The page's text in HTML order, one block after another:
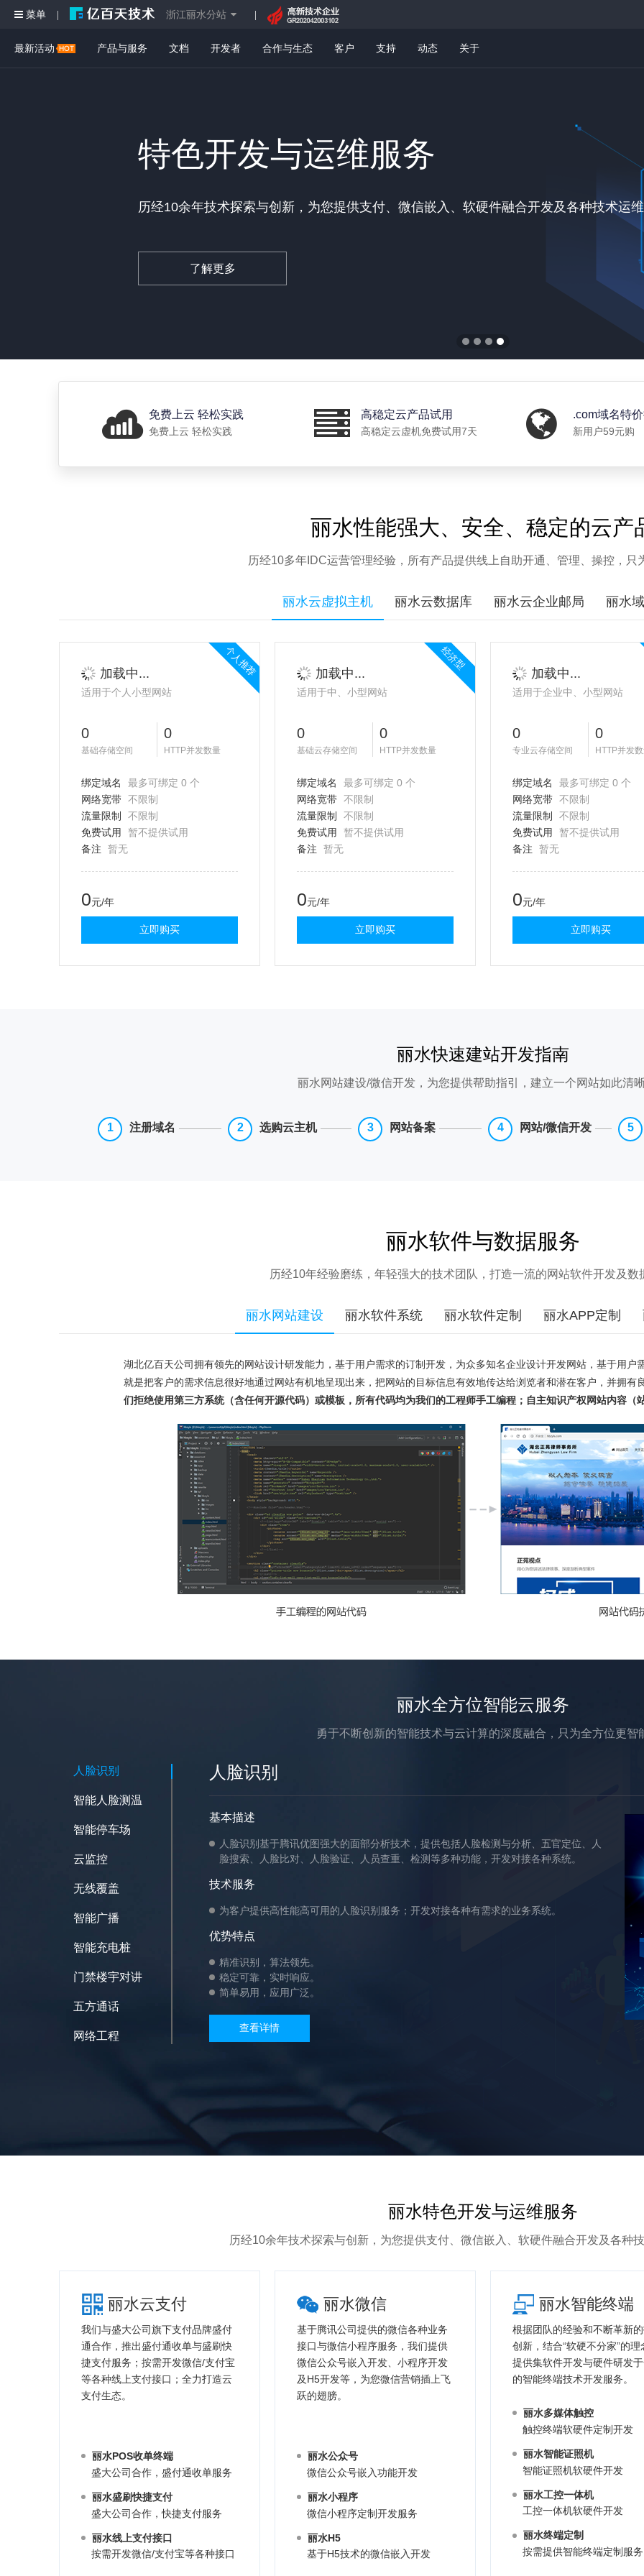
特色开发与运维服务
历经10余年技术探索与创新，为您提供支付、微信嵌入、软硬件融合开发及各种技术运
了解更多
最新活动 产品与服务 文档 开发者 合作与生态 客户 支持 动态 关于
菜单 浙江丽水分站
免费上云 轻松实践
免费上云 轻松实践
高稳定云产品试用
高稳定云虚机免费试用7天
.com域名特
新用户59元购
丽水性能强大、安全、稳定的云产
历经10多年IDC运营管理经验，所有产品提供线上自助开通、管理、操控，只
丽水云虚拟主机 丽水云数据库 丽水云企业邮局 丽水
个人推荐
加载中...
适用于个人小型网站
0
基础存储空间
0
HTTP并发数量
绑定域名
最多可绑定 0 个
网络宽带 不限制
流量限制
不限制
免费试用
暂不提供试用
备注
暂无
0元/年
立即购买
经济型
加载中...
适用于中、小型网站
0
基础云存储空间
0
HTTP并发数量
绑定域名
最多可绑定 0 个
网络宽带 不限制
流量限制
不限制
免费试用
暂不提供试用
备注
暂无
0元/年
立即购买
加载中...
适用于企业中、小型网站
0
专业云存储空间
0
HTTP并发
绑定域名
最多可绑定 0 个
网络宽带 不限制
流量限制
不限制
免费试用
暂不提供试用
备注
暂无
0元/年
立即购买
丽水快速建站开发指南
丽水网站建设/微信开发，为您提供帮助指引，建立一个网站如此清
注册域名 选购云主机 网站备案 网站/微信开发
丽水软件与数据服务
历经10年经验磨练，年轻强大的技术团队，打造一流的网站软件开发及数
丽水网站建设 丽水软件系统 丽水软件定制 丽水APP定制
湖北亿百天公司拥有领先的网站设计研发能力，基于用户需求的订制开发，为众多知名企业设计开发网站，基于用户
就是把客户的需求信息很好地通过网站有机地呈现出来，把网站的目标信息有效地传达给浏览者和潜在客户，并拥有
们拒绝使用第三方系统（含任何开源代码）或模板，所有代码均为我们的工程师手工编程；自主知识产权网站内容（
丽水全方位智能云服务
勇于不断创新的智能技术与云计算的深度融合，只为全方位更智
人脸识别
智能人脸测温
智能停车场
云监控
无线覆盖
智能广播
智能充电桩
门禁楼宇对讲
五方通话
网络工程
人脸识别
基本描述
人脸识别基于腾讯优图强大的面部分析技术，提供包括人脸检测与分析、五官定位、人
脸搜索、人脸比对、人脸验证、人员查重、检测等多种功能，开发对接各种系统。
技术服务
为客户提供高性能高可用的人脸识别服务；开发对接各种有需求的业务系统。
优势特点
精准识别，算法领先。
稳定可靠，实时响应。
简单易用，应用广泛。
查看详情
丽水特色开发与运维服务
历经10余年技术探索与创新，为您提供支付、微信嵌入、软硬件融合开发及各种
丽水云支付
我们与盛大公司旗下支付品牌盛付
通合作，推出盛付通收单与盛刷快
捷支付服务；按需开发微信/支付宝
等各种线上支付接口；全力打造云
支付生态。
丽水POS收单终端
盛大公司合作，盛付通收单服务
丽水盛刷快捷支付
盛大公司合作，快捷支付服务
丽水线上支付接口
按需开发微信/支付宝等各种接口
丽水微信
基于腾讯公司提供的微信各种业务
接口与微信小程序服务，我们提供
微信公众号嵌入开发、小程序开发
及H5开发等，为您微信营销插上飞
跃的翅膀。
丽水公众号
微信公众号嵌入功能开发
丽水小程序
微信小程序定制开发服务
丽水H5
基于H5技术的微信嵌入开发
丽水智能终端
根据团队的经验和不断革新
创新，结合“软硬不分家”的理
提供集软件开发与硬件研发
的智能终端技术开发服务。
丽水多媒体触控
触控终端软硬件定制开发
丽水智能证照机
智能证照机软硬件开发
丽水工控一体机
工控一体机软硬件开发
丽水终端定制
按需提供智能终端定制服务